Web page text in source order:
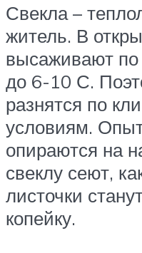
Свекла –
житель. В
высаживают
до 6-10 С.
разнятся по
условиям.
опираются на
свеклу сеют,
листочки
копейку.